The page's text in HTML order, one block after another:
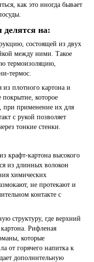
как это иногда бывает
делятся на:
состоящей из двух
между ними. Такое
термоизоляцию,
термос.
плотного картона и
которое
при применение их для
с рукой позволяет
тонкие стенки.
крафт-картона высокого
из длинных волокон
химических
не протекают и
контакте с
структуру, где верхний
Рифленая
которые
от горячего напитка к
дополнительную